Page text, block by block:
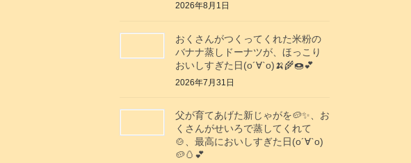
2026年8月1日
おくさんがつくってくれた米粉の
バナナ蒸しドーナツが、ほっこり
おいしすぎた日(о´∀`о)🍌🌾🍩💕
2026年7月31日
父が育てあげた新じゃがを🥔✨️、お
くさんがせいろで蒸してくれて
🍲、最高においしすぎた日(о´∀`о)
🥔🥚💕